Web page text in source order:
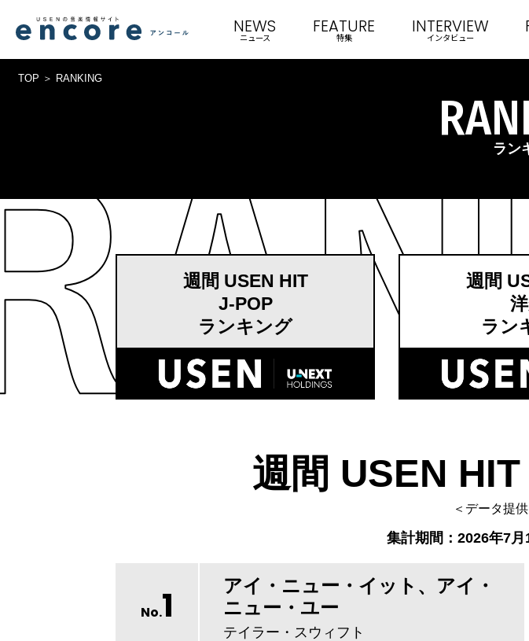
NEWS
ニュース
FEATURE
特集
INTERVIEW
インタビュー
TOP RANKING
ラン
週間 USEN HIT
J-POP
ランキング
週間
ラン
週間 USEN
＜データ提
集計期間：2026年7
No.1
アイ・ニュー・イット、アイ・
ニュー・ユー
テイラー・スウィフト